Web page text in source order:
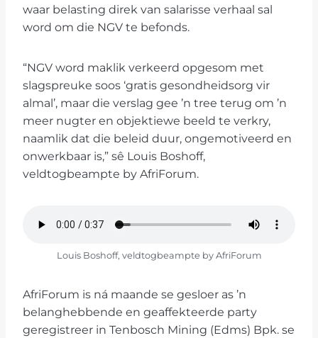
waar belasting direk van salarisse verhaal sal
word om die NGV te befonds.
“NGV word maklik verkeerd opgesom met
slagspreuke soos ‘gratis gesondheidsorg vir
almal’, maar die verslag gee ’n tree terug om ’n
meer nugter en objektiewe beeld te verkry,
naamlik dat die beleid duur, ongemotiveerd en
onwerkbaar is,” sê Louis Boshoff,
veldtogbeampte by AfriForum.
Louis Boshoff, veldtogbeampte by AfriForum
AfriForum is ná maande se gesloer as ’n
belanghebbende en geaffekteerde party
geregistreer in Tenbosch Mining (Edms) Bpk. se